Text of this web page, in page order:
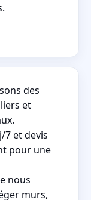
des
et
7 et devis
pour une
nous
murs,